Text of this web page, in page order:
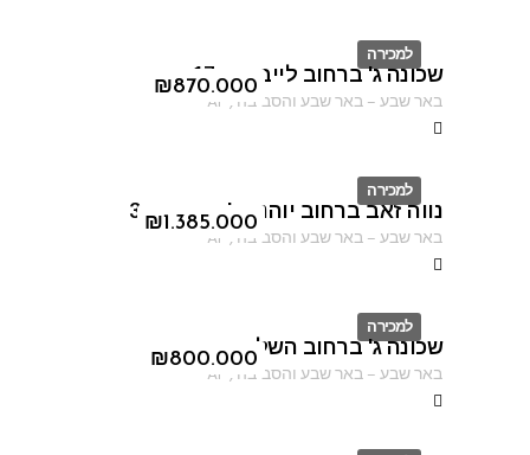
למכירה
ID
₪870.000
שכונה ג' ברחוב לייב יפה 17
באר שבע–באר שבע והסביבה ,
AF
למכירה
ID
₪1.385.000
נווה זאב ברחוב יוהנה ז'בוטינסקי 3
באר שבע–באר שבע והסביבה ,
AF
למכירה
ID
₪800.000
שכונה ג' ברחוב השלום
באר שבע–באר שבע והסביבה ,
AF